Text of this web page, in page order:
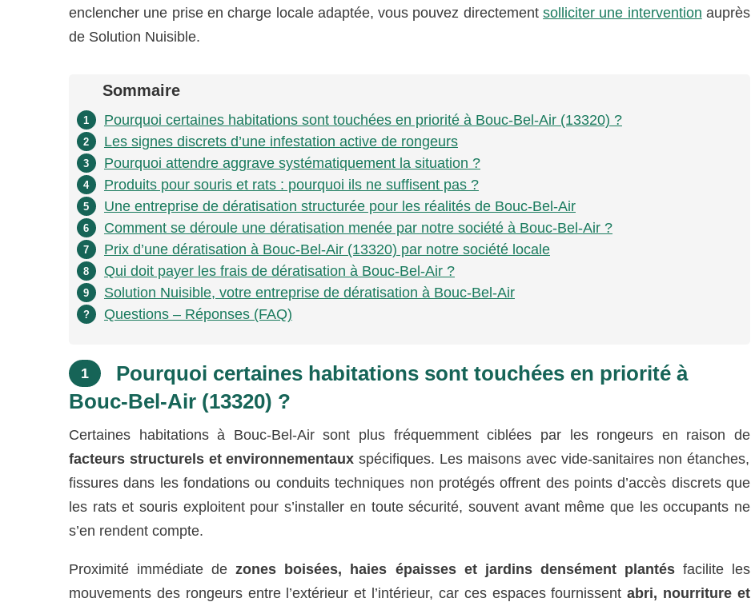
enclencher une prise en charge locale adaptée, vous pouvez directementsolliciter une intervention auprès
de Solution Nuisible.
Sommaire
1 Pourquoi certaines habitations sont touchées en priorité à Bouc-Bel-Air (13320) ?
2 Les signes discrets d’une infestation active de rongeurs
3 Pourquoi attendre aggrave systématiquement la situation ?
4 Produits pour souris et rats : pourquoi ils ne suffisent pas ?
5 Une entreprise de dératisation structurée pour les réalités de Bouc-Bel-Air
6 Comment se déroule une dératisation menée par notre société à Bouc-Bel-Air ?
7 Prix d’une dératisation à Bouc-Bel-Air (13320) par notre société locale
8 Qui doit payer les frais de dératisation à Bouc-Bel-Air ?
9 Solution Nuisible, votre entreprise de dératisation à Bouc-Bel-Air
? Questions – Réponses (FAQ)
1
Pourquoi certaines habitations sont touchées en priorité à
Bouc-Bel-Air (13320) ?
Certaines habitations à Bouc-Bel-Air sont plus fréquemment ciblées par les rongeurs en raison de
facteurs structurels et environnementaux spécifiques. Les maisons avec vide-sanitaires non étanches,
fissures dans les fondations ou conduits techniques non protégés offrent des points d’accès discrets que
les rats et souris exploitent pour s’installer en toute sécurité, souvent avant même que les occupants ne
s’en rendent compte.
Proximité immédiate dezones boisées, haies épaisses et jardins densément plantésfacilite les
mouvements des rongeurs entre l’extérieur et l’intérieur, car ces espaces fournissentabri, nourriture et